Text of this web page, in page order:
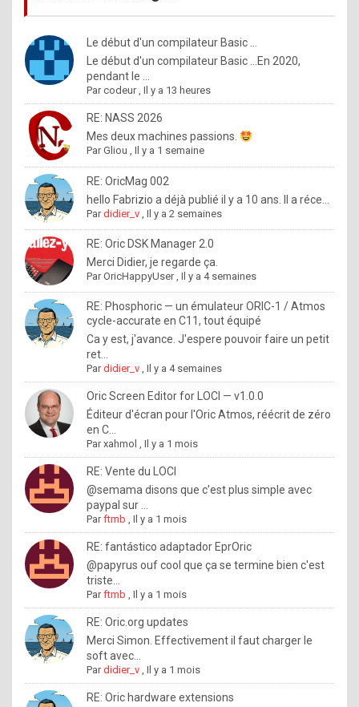
%
m
a
d
b
y
o
l
e
x
.
I
f
y
o
u
w
a
n
t
o
n
o
w
h
o
Le début d'un compilateur Basic ...
Le début d'un compilateur Basic ...En 2020,
pendant le ...
Parcodeur,Il y a 13 heures
RE: NASS 2026
Mes deux machines passions.
ParGliou ,Il y a 1 semaine
RE: OricMag 002
hello Fabrizio a déjà publié il y a 10 ans. Il a réce...
Pardidier_v ,Il y a 2 semaines
RE: Oric DSK Manager 2.0
Merci Didier, je regarde ça.
ParOricHappyUser,Il y a 4 semaines
RE: Phosphoric — un émulateur ORIC-1 / Atmos
cycle-accurate en C11, tout équipé
Ca y est, j'avance. J'espere pouvoir faire un petit
ret...
Pardidier_v ,Il y a 4 semaines
Oric Screen Editor for LOCI — v1.0.0
Éditeur d'écran pour l'Oric Atmos, réécrit de zéro
en C...
Parxahmol ,Il y a 1 mois
RE: Vente du LOCI
@semama disons que c'est plus simple avec
paypal sur ...
Parftmb ,Il y a 1 mois
RE: fantástico adaptador EprOric
@papyrus ouf cool que ça se termine bien c'est
triste...
Parftmb ,Il y a 1 mois
RE: Oric.org updates
Merci Simon. Effectivement il faut charger le
soft avec...
Pardidier_v ,Il y a 1 mois
RE: Oric hardware extensions